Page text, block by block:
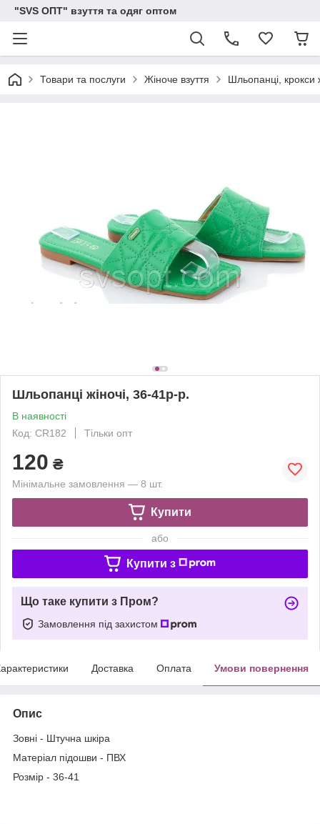
"SVS ОПТ" взуття та одяг оптом
Товари та послуги Жіноче взуття Шльопанці, крокси
Шльопанці жіночі, 36-41р-р.
В наявності
Код: CR182
Тільки опт
120 ₴
Мінімальне замовлення — 8 шт.
Купити
або
Купити з
Що таке купити з Пром?
Замовлення під захистом
Доставка Оплата Умови повернення
Опис
Зовні - Штучна шкіра
Матеріал підошви - ПВХ
Розмір - 36-41